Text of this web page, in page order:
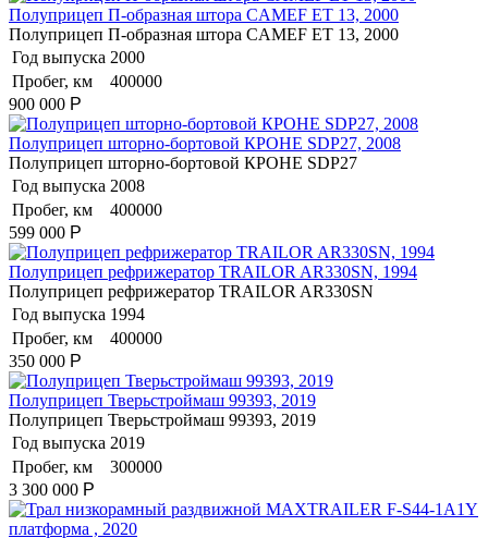
Полуприцеп П-образная штора CAMEF ET 13, 2000
Полуприцеп П-образная штора CAMEF ET 13, 2000
Год выпуска 2000
Пробег, км
400000
900 000 Р
Полуприцеп шторно-бортовой КРОНЕ SDP27, 2008
Полуприцеп шторно-бортовой КРОНЕ SDP27
Год выпуска 2008
Пробег, км
400000
599 000 Р
Полуприцеп рефрижератор TRAILOR AR330SN, 1994
Полуприцеп рефрижератор TRAILOR AR330SN
Год выпуска 1994
Пробег, км
400000
350 000 Р
Полуприцеп Тверьстроймаш 99393, 2019
Полуприцеп Тверьстроймаш 99393, 2019
Год выпуска 2019
Пробег, км
300000
3 300 000 Р